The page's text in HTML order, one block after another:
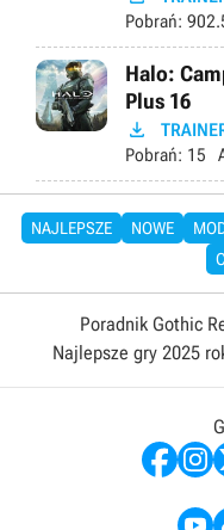
Pobrań:
Halo:
Plus 16

Pobrań: 15
NAJLEPSZE NOWE
Poradnik Gothic
Najlepsze gry 2025